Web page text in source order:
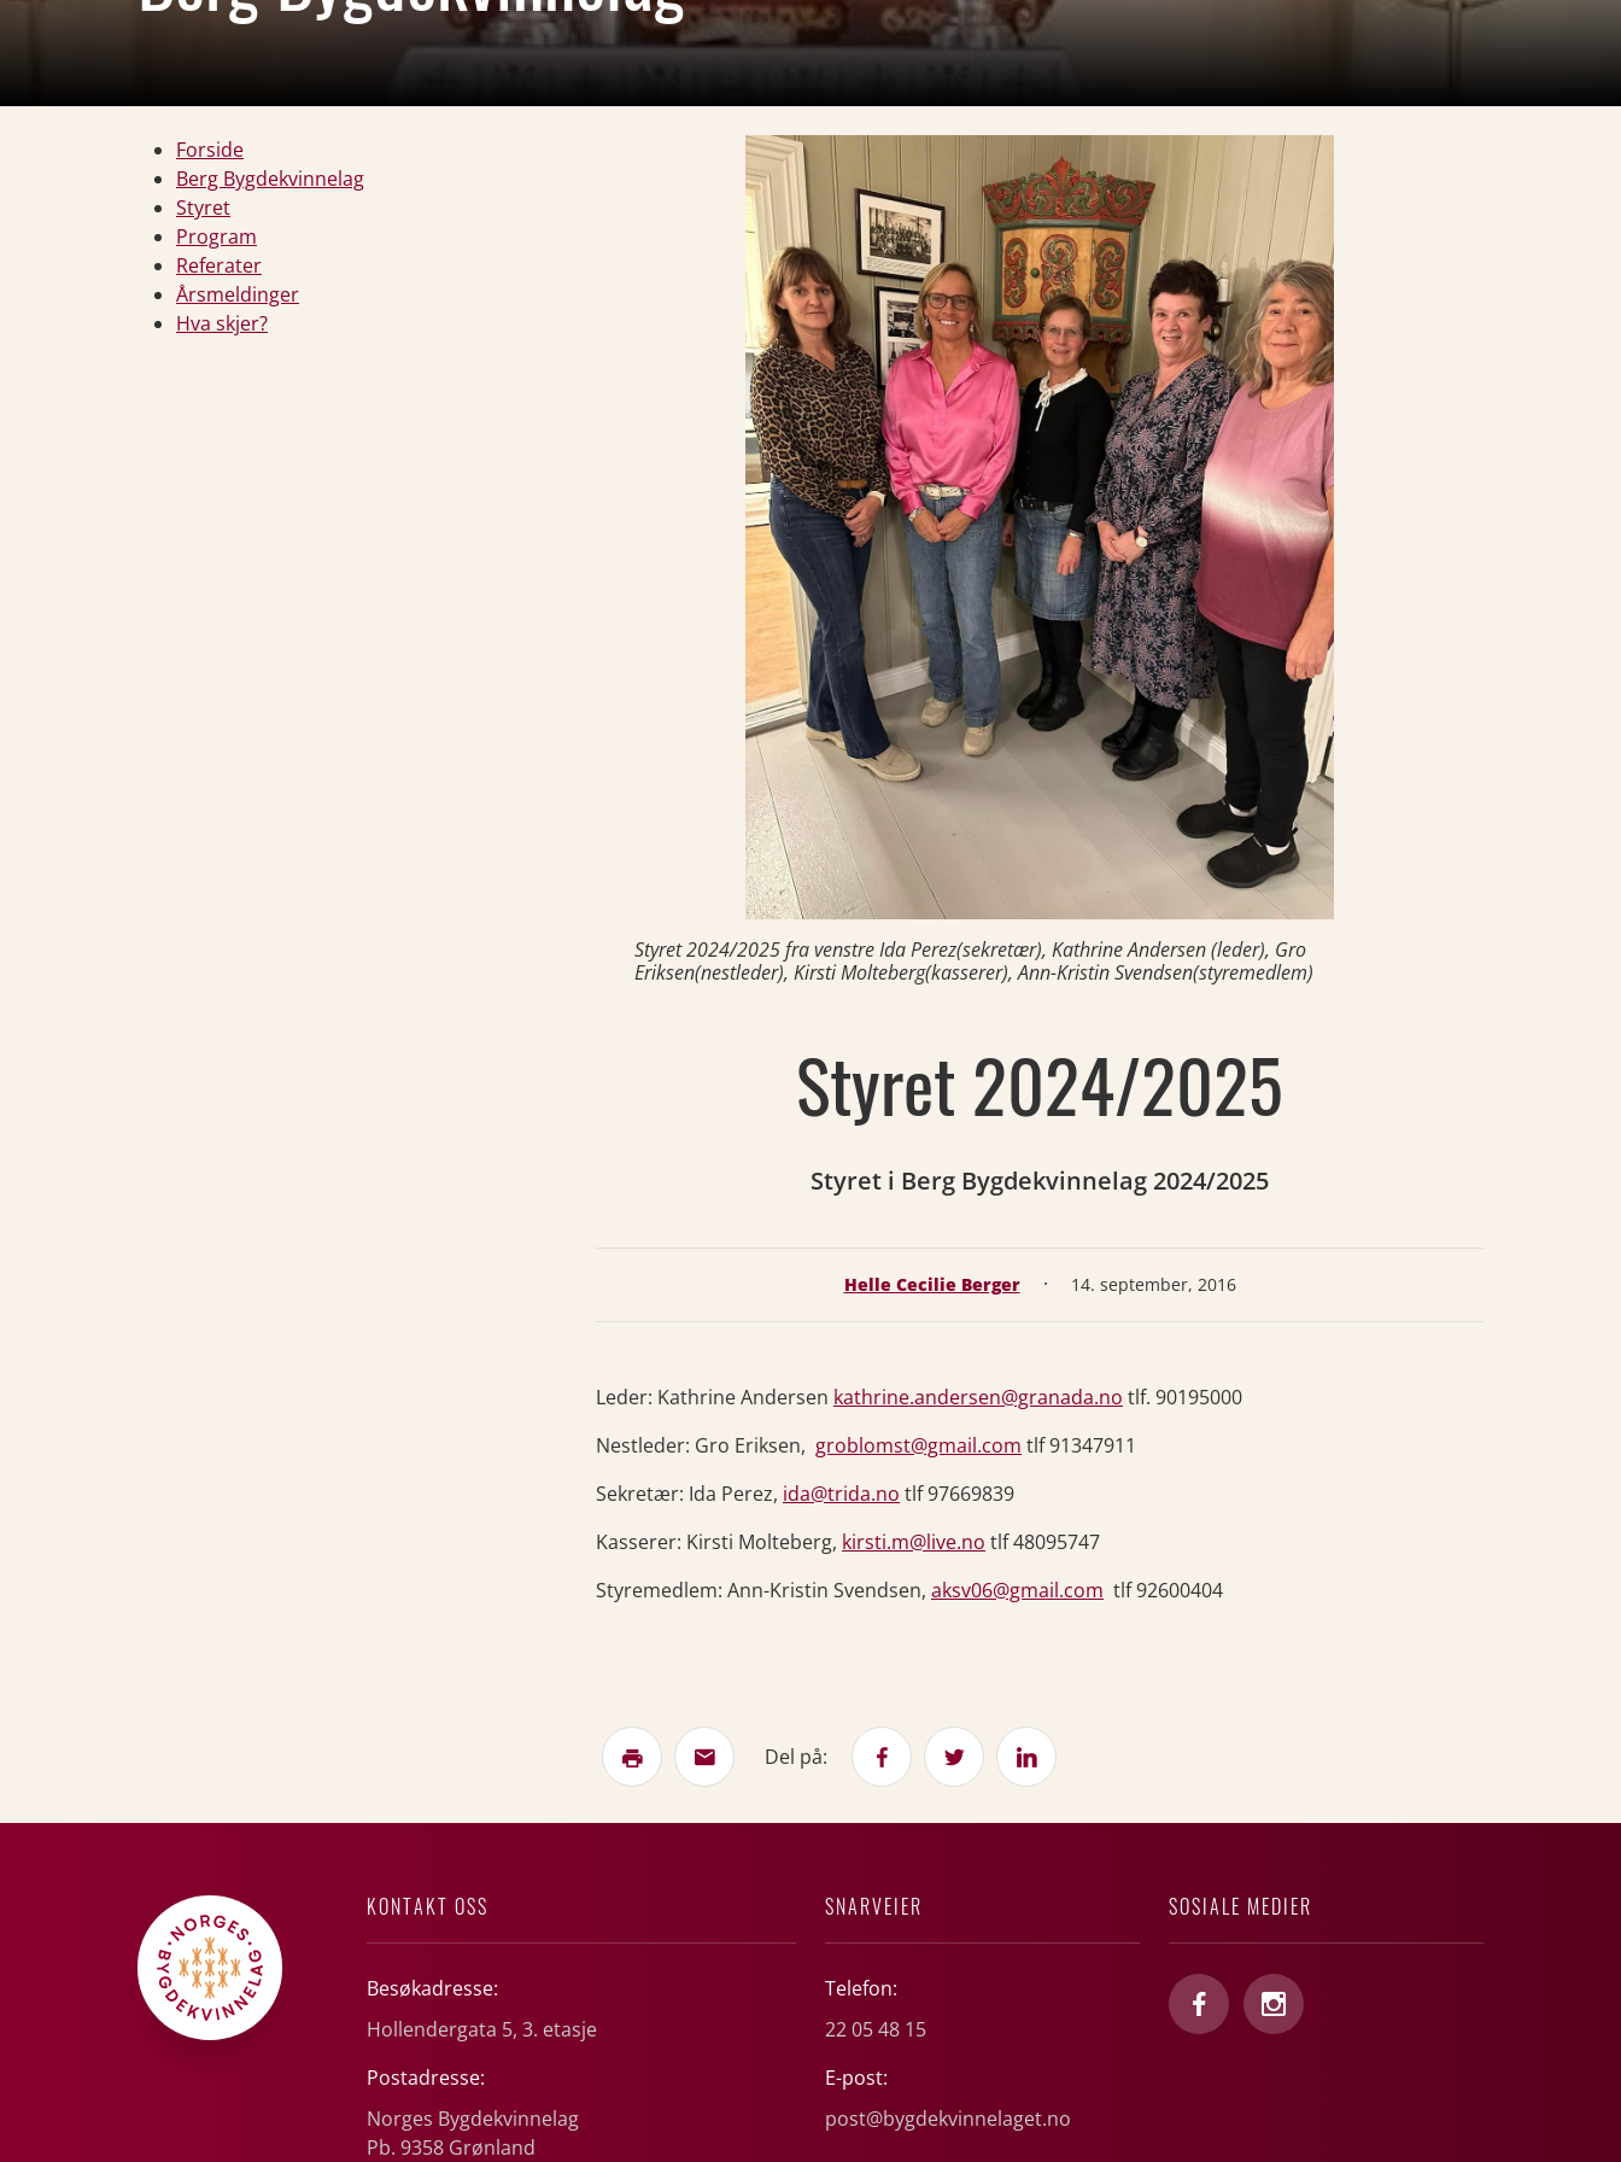
Forside
Berg Bygdekvinnelag
Styret
Program
Referater
Årsmeldinger
Hva skjer?
Styret 2024/2025 fra venstre Ida Perez(sekretær), Kathrine Andersen (leder), Gro
Eriksen(nestleder), Kirsti Molteberg(kasserer), Ann-Kristin Svendsen(styremedlem)
Styret 2024/2025
Styret i Berg Bygdekvinnelag 2024/2025
Helle Cecilie Berger · 14. september, 2016
Leder: Kathrine Andersen kathrine.andersen@granada.no tlf. 90195000
Nestleder: Gro Eriksen, groblomst@gmail.com tlf 91347911
Sekretær: Ida Perez, ida@trida.no tlf 97669839
Kasserer: Kirsti Molteberg, kirsti.m@live.no tlf 48095747
Styremedlem: Ann-Kristin Svendsen, aksv06@gmail.com tlf 92600404
Del på:
KONTAKT OSS
Besøkadresse:
Hollendergata 5, 3. etasje
Postadresse:
Norges Bygdekvinnelag
Pb. 9358 Grønland
SNARVEIER
Telefon:
22 05 48 15
E-post:
post@bygdekvinnelaget.no
SOSIALE MEDIER